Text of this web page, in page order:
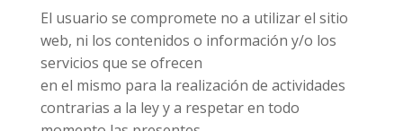
El usuario se compromete no a utilizar el sitio
web, ni los contenidos o información y/o los
servicios que se ofrecen
en el mismo para la realización de actividades
contrarias a la ley y a respetar en todo